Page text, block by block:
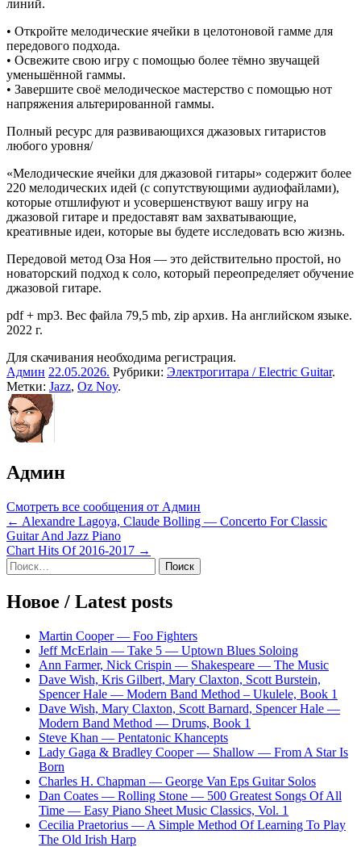
линий.
• Откройте мелодические ячейки в целотоновой гамме для
передового подхода.
• Освежите свою игру с помощью более тёмно звучащей
уменьшённой гаммы.
• Завершите своё мелодическое мастерство с помощью нот
напряжения альтерированной гаммы.
Полный ресурс для развивающихся джазовых гитаристов
любого уровня/
«Мелодические ячейки для джазовой гитары» содержит более
220 мелодических идей (с сопутствующими аудиофайлами),
которые отшлифуют и усовершенствуют вашу игру на
джазовой гитаре и предоставят вам захватывающие,
креативные идеи, которые вы будете исследовать всю жизнь.
Передовой метод Оза Ноя — это действительно простой, но
новаторский подход к соло, который переопределяет обучение
джазовой гитаре.
pdf + mp3. Вес файла 79,5 mb, zip архив. На английском языке.
2022 г.
Для скачивания необходима регистрация.
Админ 22.05.2026. Рубрики: Электрогитара / Electric Guitar.
Метки: Jazz, Oz Noy.
Админ
Смотреть все сообщения от Админ
Навигация
по
записям
← Alexandre Lagoya, Claude Bolling — Concerto For Classic
Guitar And Jazz Piano
Chart Hits Of 2016-2017 →
Sidebar
Найти:
Новое / Latest posts
Martin Cooper — Foo Fighters
Jeff McErlain — Take 5 — Uptown Blues Soloing
Ann Farmer, Nick Crispin — Shakespeare — The Music
Dave Wish, Kris Gilbert, Mary Claxton, Scott Burstein,
Spencer Hale — Modern Band Method – Ukulele, Book 1
Dave Wish, Mary Claxton, Scott Barnard, Spencer Hale —
Modern Band Method — Drums, Book 1
Steve Khan — Pentatonic Khancepts
Lady Gaga & Bradley Cooper — Shallow — From A Star Is
Born
Charles H. Chapman — George Van Eps Guitar Solos
Dan Coates — Rolling Stone — 500 Greatest Songs Of All
Time — Easy Piano Sheet Music Classics, Vol. 1
Cecilia Praetorius — A Simple Method Of Learning To Play
The Old Irish Harp